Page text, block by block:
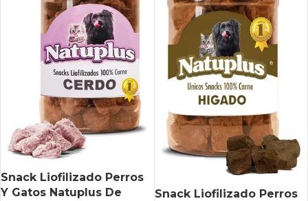
Snack Liofilizado Perros
Y Gatos Natuplus De
Snack Liofilizado Perros